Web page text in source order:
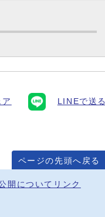
LINEで送る
ページの先頭へ戻る
開について リンク